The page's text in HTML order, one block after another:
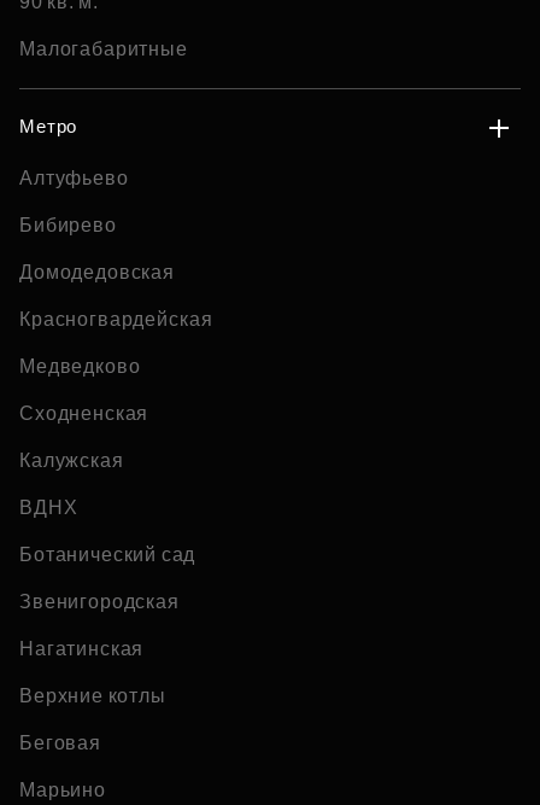
Малогабаритные
Метро
Алтуфьево
Бибирево
Домодедовская
Красногвардейская
Медведково
Сходненская
Калужская
ВДНХ
Ботанический сад
Звенигородская
Нагатинская
Верхние котлы
Беговая
Марьино